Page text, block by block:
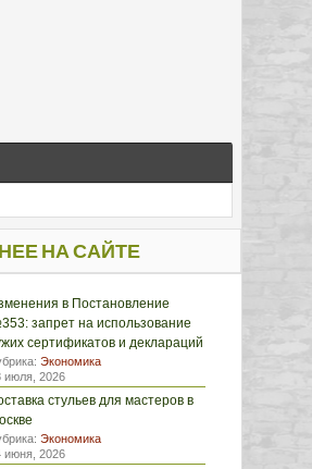
НА САЙТЕ
в Постановление
запрет на использование
сертификатов и деклараций
Экономика
июля, 2026
стульев для мастеров в
Экономика
июня, 2026